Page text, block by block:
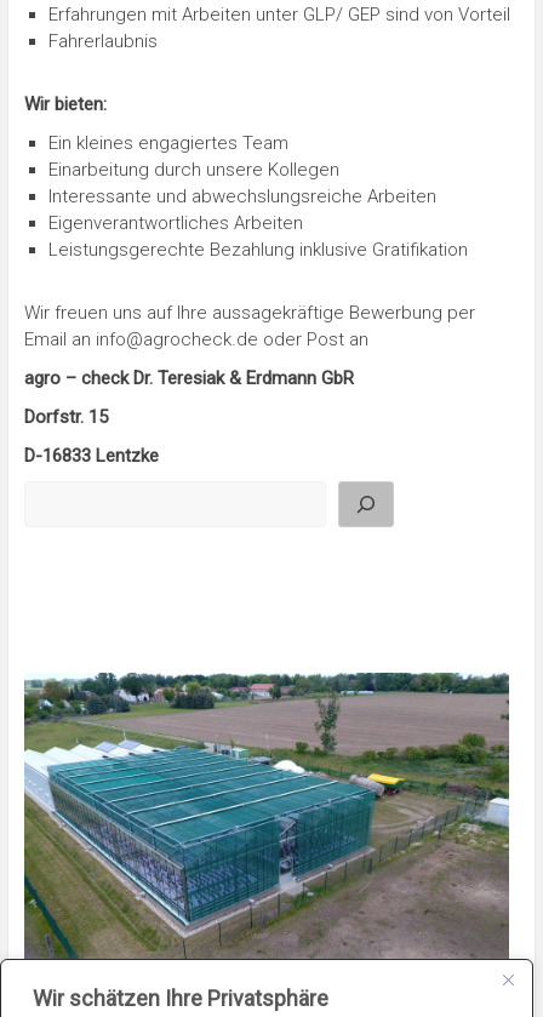
Wir schätzen Ihre Privatsphäre
Erfahrungen mit Arbeiten unter GLP/ GEP sind von Vorteil
Fahrerlaubnis
Wir bieten:
Ein kleines engagiertes Team
Einarbeitung durch unsere Kollegen
Interessante und abwechslungsreiche Arbeiten
Eigenverantwortliches Arbeiten
Leistungsgerechte Bezahlung inklusive Gratifikation
Wir freuen uns auf Ihre aussagekräftige Bewerbung per
Email an info@agrocheck.de oder Post an
agro – check Dr. Teresiak & Erdmann GbR
Dorfstr. 15
D-16833 Lentzke